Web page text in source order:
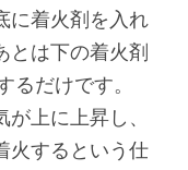
に着火剤を入れ
とは下の着火剤
だけです。
上に上昇し、
火するという仕